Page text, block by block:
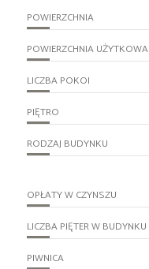
POWIERZCHNIA
POWIERZCHNIA UŻYTKOWA
LICZBA POKOI
PIĘTRO
RODZAJ BUDYNKU
OPŁATY W CZYNSZU
LICZBA PIĘTER W BUDYNKU
PIWNICA